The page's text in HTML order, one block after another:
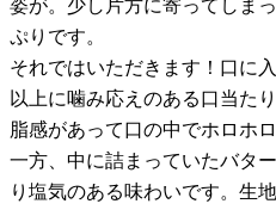
姿が。少し片方に寄ってしま
ぷりです。
それではいただきます！口に
以上に噛み応えのある口当た
脂感があって口の中でホロホ
一方、中に詰まっていたバタ
り塩気のある味わいです。生